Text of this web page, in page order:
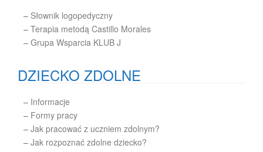
– Słownik logopedyczny
– Terapia metodą Castillo Morales
– Grupa Wsparcia KLUB J
DZIECKO ZDOLNE
– Informacje
– Formy pracy
– Jak pracować z uczniem zdolnym?
– Jak rozpoznać zdolne dziecko?